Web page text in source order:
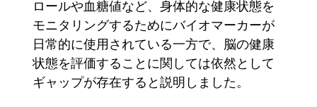
ロールや血糖値など、身体的な健康状態を
モニタリングするためにバイオマーカーが
日常的に使用されている一方で、脳の健康
状態を評価することに関しては依然として
ギャップが存在すると説明しました。